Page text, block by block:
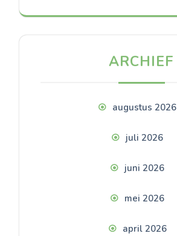
ARCHIEF
augustus 2026
juli 2026
juni 2026
mei 2026
april 2026